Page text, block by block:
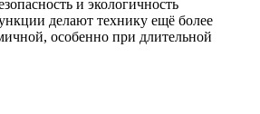
и экологичность
делают технику ещё более
особенно при длительной